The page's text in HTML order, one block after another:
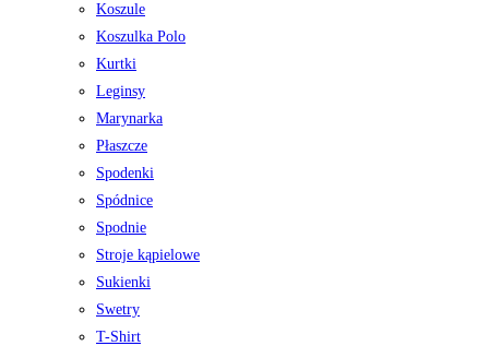
Koszule
Koszulka Polo
Kurtki
Leginsy
Marynarka
Płaszcze
Spodenki
Spódnice
Spodnie
Stroje kąpielowe
Sukienki
Swetry
T-Shirt